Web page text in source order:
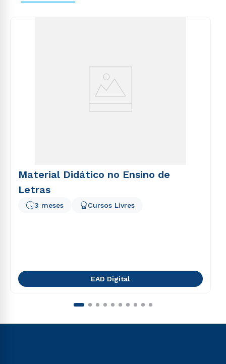
Material Didático no Ensino de
Letras
3 meses Cursos Livres
EAD Digital